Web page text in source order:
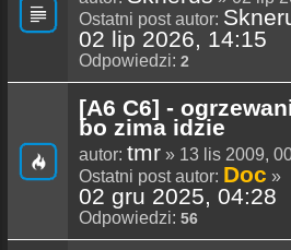
Ostatni post autor:
02 lip 2026, 14:15
Odpowiedzi: 2
[A6 C6] -
bo zima idzie
autor: tmr » 13 lis 2009,
Ostatni post autor: Doc »
02 gru 2025, 04:28
Odpowiedzi: 56